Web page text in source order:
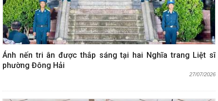
Ánh nến tri ân được thắp sáng tại hai Nghĩa trang Liệt sĩ
phường Đông Hải
27/07/2026